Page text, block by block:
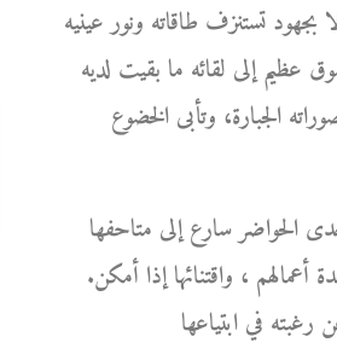
تستنزف طاقاته ونور عينيه
عظيم إلى لقائه ما بقيت لديه
الجبارة، وتأبى الخضوع
الحواضر سارع إلى متاحفها
، واقتنائها إذا أمكن.